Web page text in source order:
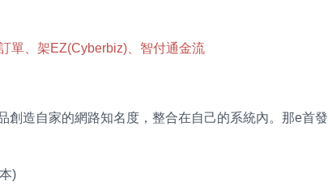
單、架EZ(Cyberbiz)、智付通金流
造自家的網路知名度，整合在自己的系統內。那e首發
)